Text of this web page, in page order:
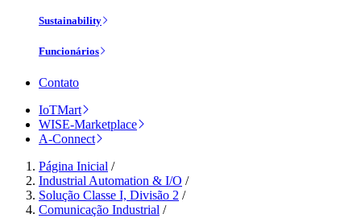
Sustainability
Funcionários
Contato
IoTMart
WISE-Marketplace
A-Connect
Página Inicial /
Industrial Automation & I/O /
Solução Classe I, Divisão 2 /
Comunicação Industrial /